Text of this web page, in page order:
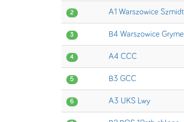
2 A1 Warszowice
3 B4 Warszowice
4 A4 CCC
5 B3 GCC
6 A3 UKS Lwy